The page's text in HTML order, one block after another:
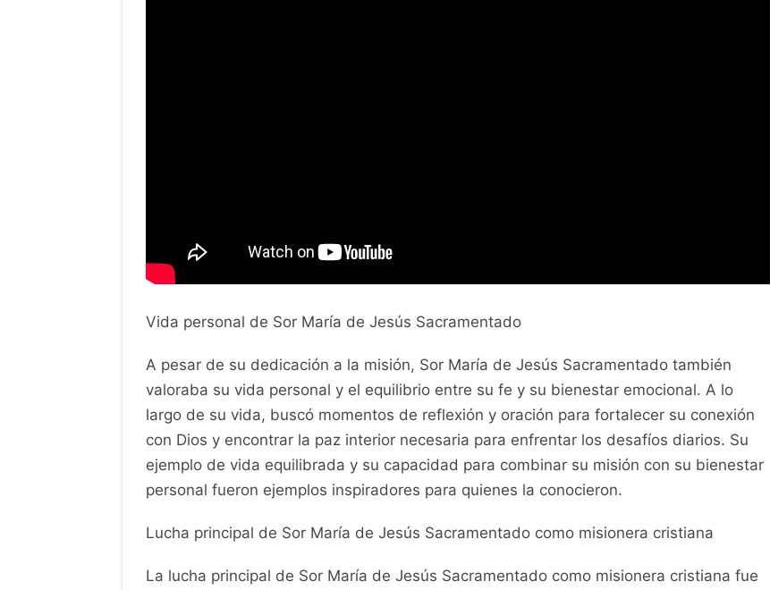
Vida personal de Sor María de Jesús Sacramentado
A pesar de su dedicación a la misión, Sor María de Jesús Sacramentado también
valoraba su vida personal y el equilibrio entre su fe y su bienestar emocional. A lo
largo de su vida, buscó momentos de reflexión y oración para fortalecer su conexión
con Dios y encontrar la paz interior necesaria para enfrentar los desafíos diarios. Su
ejemplo de vida equilibrada y su capacidad para combinar su misión con su bienestar
personal fueron ejemplos inspiradores para quienes la conocieron.
Lucha principal de Sor María de Jesús Sacramentado como misionera cristiana
La lucha principal de Sor María de Jesús Sacramentado como misionera cristiana fue